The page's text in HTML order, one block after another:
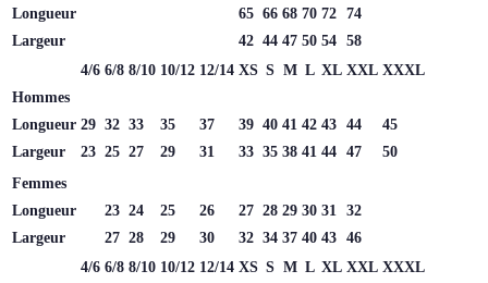
Longueur
65 66 68 70 72 74
Largeur
42 44 47 50 54 58
4/6 6/8 8/10 10/12 12/14 XS S M L XL XXL XXXL
Hommes
Longueur 29 32 33 35 37 39 40 41 42 43 44
45
Largeur
23 25 27 29 31 33 35 38 41 44 47
50
Femmes
Longueur
23 24 25 26 27 28 29 30 31
32
Largeur
27 28 29 30 32 34 37 40 43 46
4/6 6/8 8/10 10/12 12/14 XS S M L XL XXL XXXL